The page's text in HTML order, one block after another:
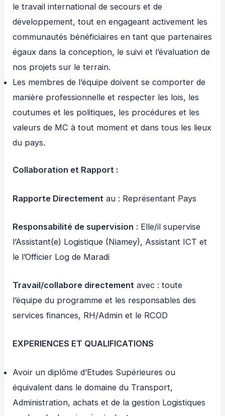
le travail international de secours et de
développement, tout en engageant activement les
communautés bénéficiaires en tant que partenaires
égaux dans la conception, le suivi et l’évaluation de
nos projets sur le terrain.
Les membres de l’équipe doivent se comporter de
manière professionnelle et respecter les lois, les
coutumes et les politiques, les procédures et les
valeurs de MC à tout moment et dans tous les lieux
du pays.
Collaboration et Rapport :
Rapporte Directement au : Représentant Pays
Responsabilité de supervision : Elle/il supervise
l’Assistant(e) Logistique (Niamey), Assistant ICT et
le l’Officier Log de Maradi
Travail/collabore directement avec : toute
l’équipe du programme et les responsables des
services finances, RH/Admin et le RCOD
EXPERIENCES ET QUALIFICATIONS
Avoir un diplôme d’Etudes Supérieures ou
équivalent dans le domaine du Transport,
Administration, achats et de la gestion Logistiques